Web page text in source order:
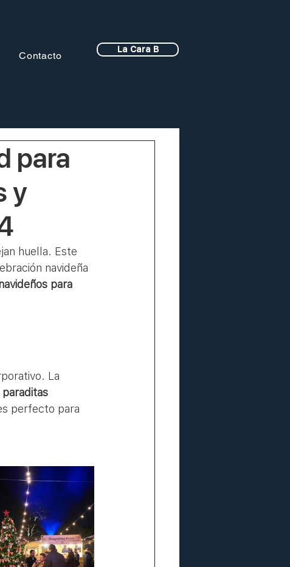
Contacto
La Cara B
para
y
huella. Este
navideña
para
La
paraditas
perfecto para